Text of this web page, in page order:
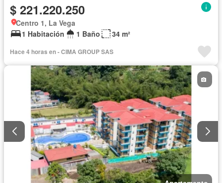
$ 221.220.250
Centro 1, La Vega
1 Habitación
1 Baño 34 m²
Hace 4 horas en - CIMA GROUP SAS